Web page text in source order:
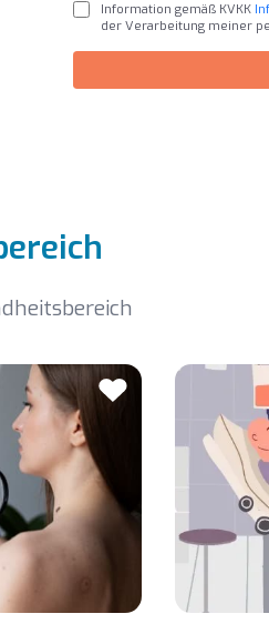
Information gemäß KVKK
der Verarbeitung meiner